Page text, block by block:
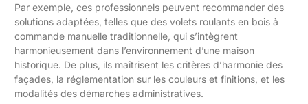
Par exemple, ces professionnels peuvent recommander des
solutions adaptées, telles que des volets roulants en bois à
commande manuelle traditionnelle, qui s’intègrent
harmonieusement dans l’environnement d’une maison
historique. De plus, ils maîtrisent les critères d’harmonie des
façades, la réglementation sur les couleurs et finitions, et les
modalités des démarches administratives.